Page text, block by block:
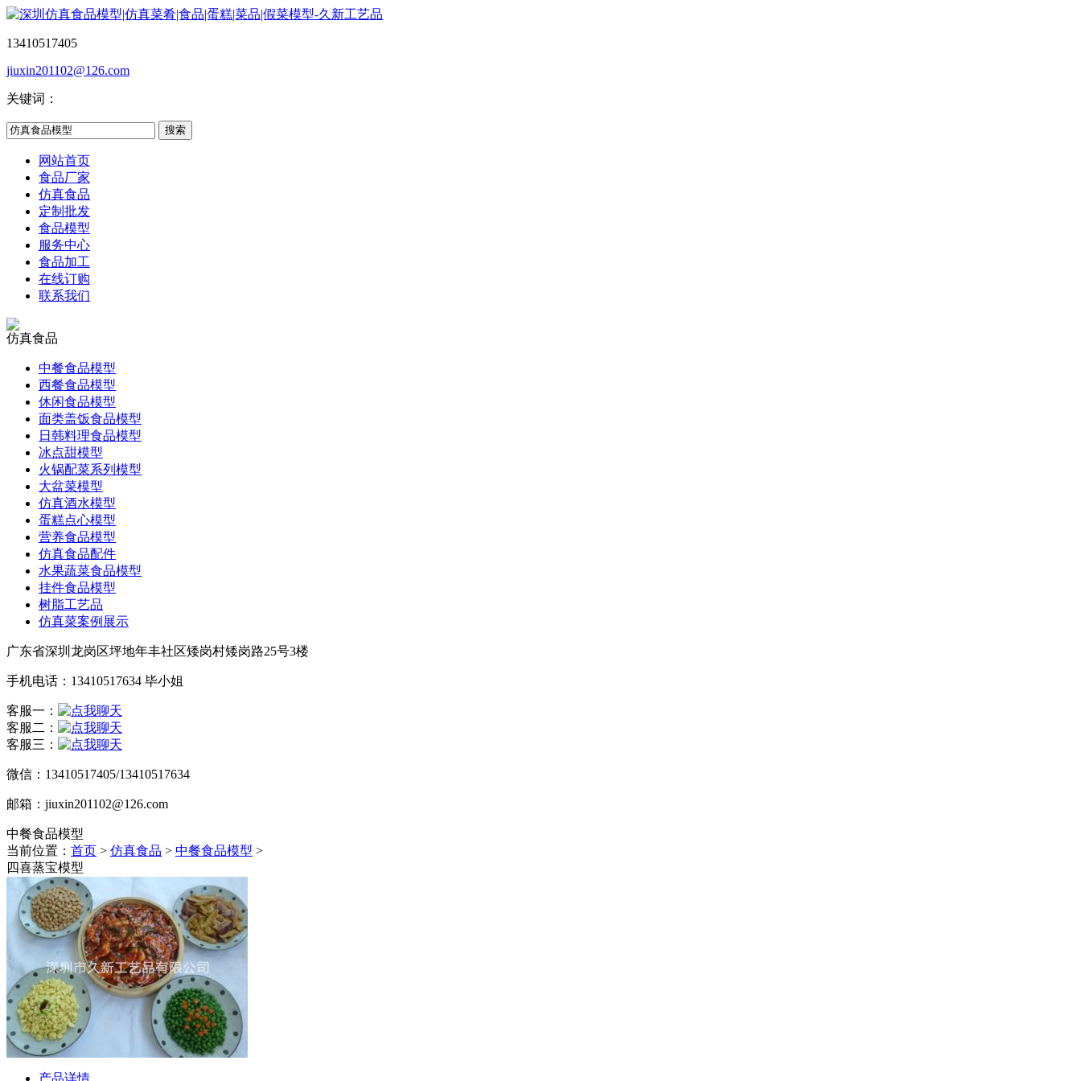
13410517405
jiuxin201102@126.com
关键词：
网站首页
食品厂家
仿真食品
定制批发
食品模型
服务中心
食品加工
在线订购
联系我们
仿真食品
中餐食品模型
西餐食品模型
休闲食品模型
面类盖饭食品模型
日韩料理食品模型
冰点甜模型
火锅配菜系列模型
大盆菜模型
仿真酒水模型
蛋糕点心模型
营养食品模型
仿真食品配件
水果蔬菜食品模型
挂件食品模型
树脂工艺品
仿真菜案例展示
广东省深圳龙岗区坪地年丰社区矮岗村矮岗路25号3楼
手机电话：13410517634 毕小姐
客服一：
客服二：
客服三：
微信：13410517405/13410517634
邮箱：jiuxin201102@126.com
中餐食品模型
当前位置： 首页 > 仿真食品 > 中餐食品模型 >
四喜蒸宝模型
产品详情